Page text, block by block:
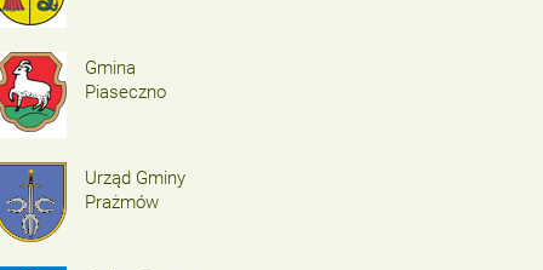
Gmina
Piaseczno
Urząd Gminy
Prażmów